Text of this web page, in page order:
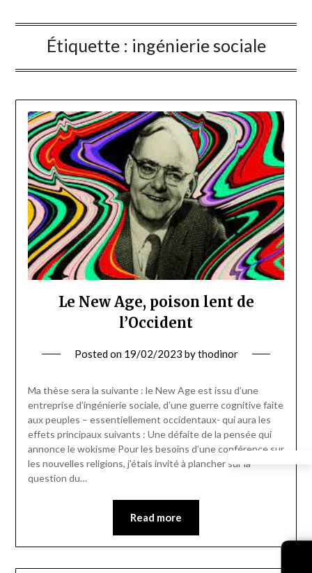
Étiquette : ingénierie sociale
Le New Age, poison lent de
l’Occident
Posted on 19/02/2023 bythodinor
Ma thèse sera la suivante : le New Age est issu d’une
entreprise d’ingénierie sociale, d’une guerre cognitive faite
aux peuples – essentiellement occidentaux- qui aura les
effets principaux suivants : Une défaite de la pensée qui
annonce le wokisme Pour les besoins d’une conférence sur
les nouvelles religions, j’étais invité à plancher sur la
question du…
Read more